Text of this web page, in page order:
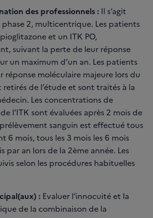
des professionnels : Il s’agit
phase 2, multicentrique. Les patients
et un ITK PO,
suivant la perte de leur réponse
un maximum d’un an. Les patients
réponse moléculaire majeure lors du
de l’étude et sont traités à la
Les concentrations de
l’ITK sont évaluées après 2 mois de
sanguin est effectué tous
6 mois, tous les 3 mois les 6 mois
par an lors de la 2ème année. Les
selon les procédures habituelles
: Evaluer l’innocuité et la
de la combinaison de la